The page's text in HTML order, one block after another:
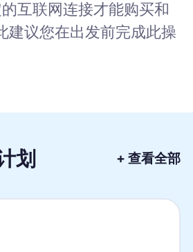
互联网连接才能购买和
建议您在出发前完成此操
划 + 查看全部